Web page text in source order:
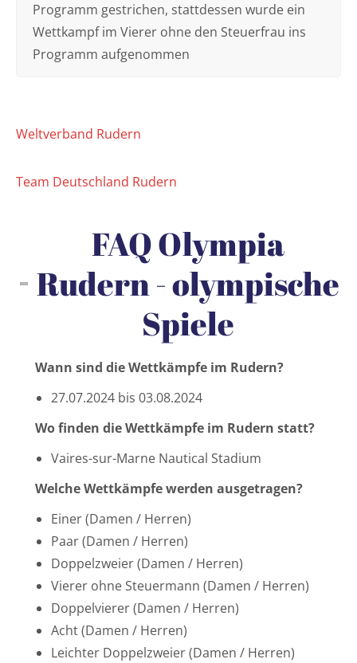
Programm gestrichen, stattdessen wurde ein
Wettkampf im Vierer ohne den Steuerfrau ins
Programm aufgenommen
Weltverband Rudern
Team Deutschland Rudern
FAQ Olympia
Rudern - olympische
Spiele
Wann sind die Wettkämpfe im Rudern?
27.07.2024 bis 03.08.2024
Wo finden die Wettkämpfe im Rudern statt?
Vaires-sur-Marne Nautical Stadium
Welche Wettkämpfe werden ausgetragen?
Einer (Damen / Herren)
Paar (Damen / Herren)
Doppelzweier (Damen / Herren)
Vierer ohne Steuermann (Damen / Herren)
Doppelvierer (Damen / Herren)
Acht (Damen / Herren)
Leichter Doppelzweier (Damen / Herren)